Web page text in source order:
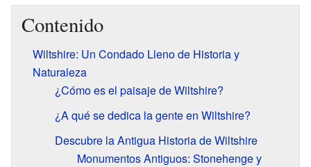
Contenido
Wiltshire: Un Condado Lleno de Historia y
Naturaleza
¿Cómo es el paisaje de Wiltshire?
¿A qué se dedica la gente en Wiltshire?
Descubre la Antigua Historia de Wiltshire
Monumentos Antiguos: Stonehenge y